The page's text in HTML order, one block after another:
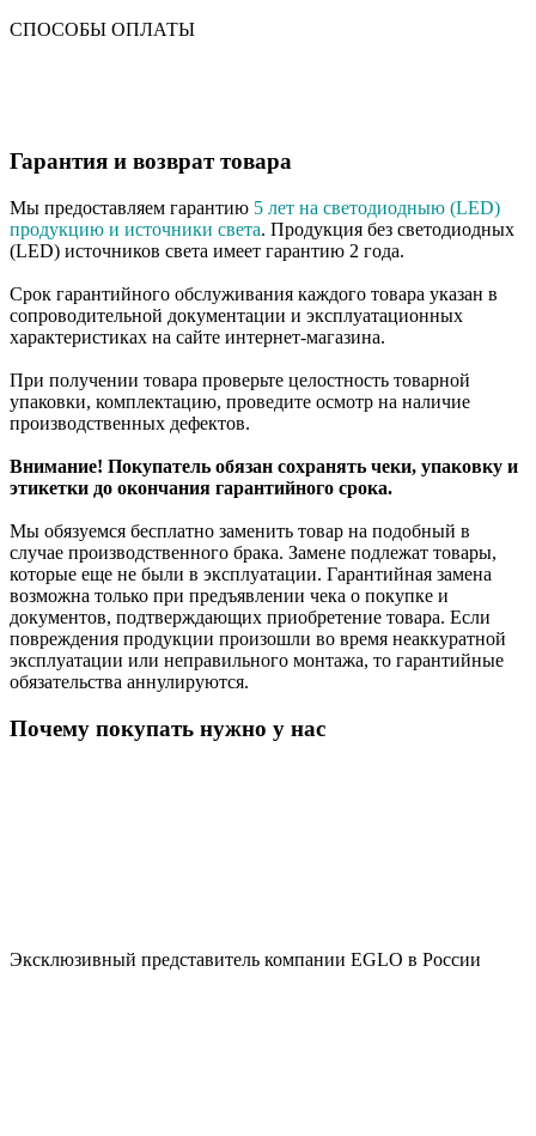
СПОСОБЫ ОПЛАТЫ
Гарантия и возврат товара
Мы предоставляем гарантию 5 лет на светодиодныю (LED)
продукцию и источники света. Продукция без светодиодных
(LED) источников света имеет гарантию 2 года.
Срок гарантийного обслуживания каждого товара указан в
сопроводительной документации и эксплуатационных
характеристиках на сайте интернет-магазина.
При получении товара проверьте целостность товарной
упаковки, комплектацию, проведите осмотр на наличие
производственных дефектов.
Внимание! Покупатель обязан сохранять чеки, упаковку и
этикетки до окончания гарантийного срока.
Мы обязуемся бесплатно заменить товар на подобный в
случае производственного брака. Замене подлежат товары,
которые еще не были в эксплуатации. Гарантийная замена
возможна только при предъявлении чека о покупке и
документов, подтверждающих приобретение товара. Если
повреждения продукции произошли во время неаккуратной
эксплуатации или неправильного монтажа, то гарантийные
обязательства аннулируются.
Почему покупать нужно у нас
Эксклюзивный представитель компании EGLO в России